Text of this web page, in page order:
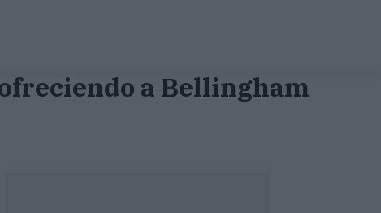
a Bellingham